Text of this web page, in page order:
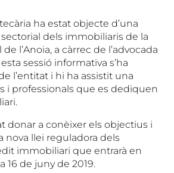
ha estat objecte d’una
sectorial dels immobiliaris de la
l’Anoia, a càrrec de l’advocada
sessió informativa s’ha
l’entitat i hi ha assistit una
i professionals que es dediquen
donar a conèixer els objectius i
nova llei reguladora dels
immobiliari que entrarà en
16 de juny de 2019.